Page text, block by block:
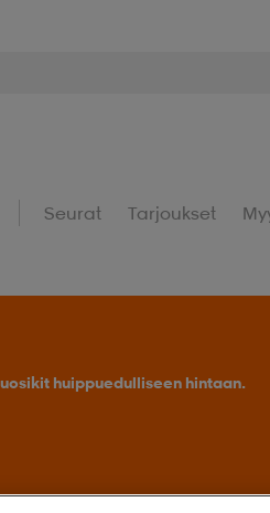
Seurat Tarjoukset
huippuedulliseen hintaan.